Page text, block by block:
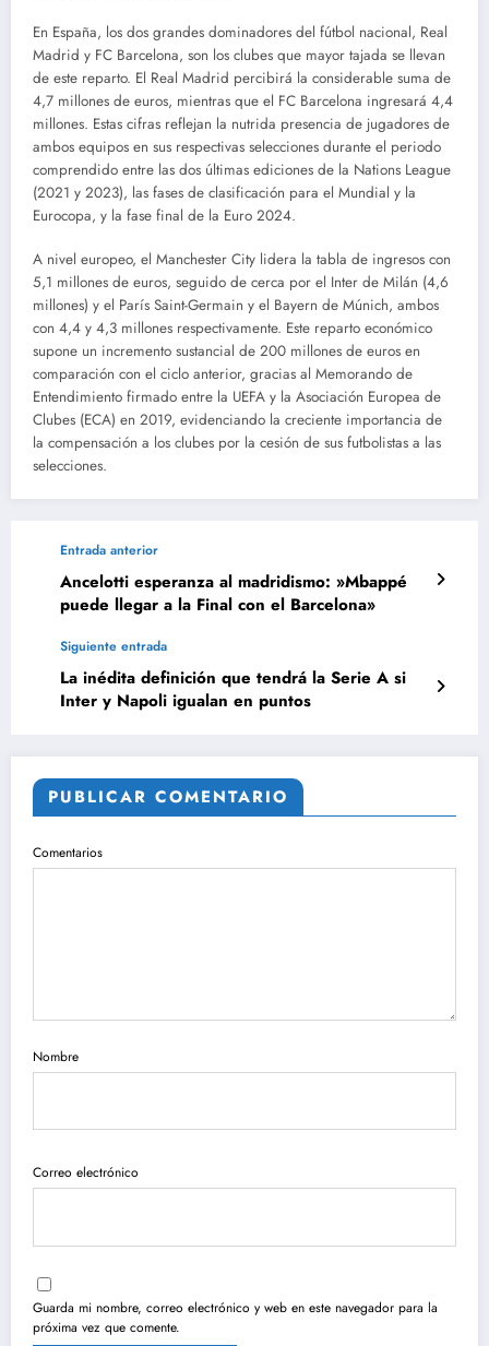
En España, los dos grandes dominadores del fútbol nacional, Real
Madrid y FC Barcelona, son los clubes que mayor tajada se llevan
de este reparto. El Real Madrid percibirá la considerable suma de
4,7 millones de euros, mientras que el FC Barcelona ingresará 4,4
millones. Estas cifras reflejan la nutrida presencia de jugadores de
ambos equipos en sus respectivas selecciones durante el periodo
comprendido entre las dos últimas ediciones de la Nations League
(2021 y 2023), las fases de clasificación para el Mundial y la
Eurocopa, y la fase final de la Euro 2024.
A nivel europeo, el Manchester City lidera la tabla de ingresos con
5,1 millones de euros, seguido de cerca por el Inter de Milán (4,6
millones) y el París Saint-Germain y el Bayern de Múnich, ambos
con 4,4 y 4,3 millones respectivamente. Este reparto económico
supone un incremento sustancial de 200 millones de euros en
comparación con el ciclo anterior, gracias al Memorando de
Entendimiento firmado entre la UEFA y la Asociación Europea de
Clubes (ECA) en 2019, evidenciando la creciente importancia de
la compensación a los clubes por la cesión de sus futbolistas a las
selecciones.
Entrada anterior
Ancelotti esperanza al madridismo: »Mbappé
puede llegar a la Final con el Barcelona»
Siguiente entrada
La inédita definición que tendrá la Serie A si
Inter y Napoli igualan en puntos
PUBLICAR COMENTARIO
Comentarios
Nombre
Correo electrónico
Guarda mi nombre, correo electrónico y web en este navegador para la
próxima vez que comente.